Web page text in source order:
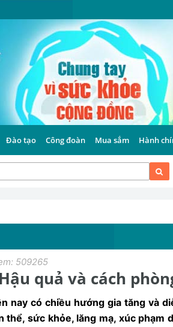
Đào tạo Công đoàn Mua sắm Hành
509265
quả và cách
nay có chiều hướng gia tăng và
thể, sức khỏe, lăng mạ, xúc